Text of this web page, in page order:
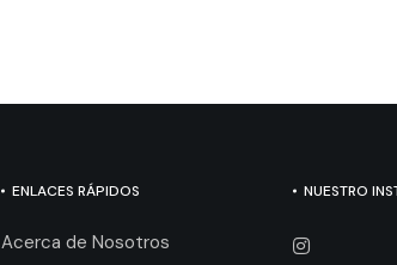
ENLACES RÁPIDOS
Acerca de Nosotros
NUESTRO